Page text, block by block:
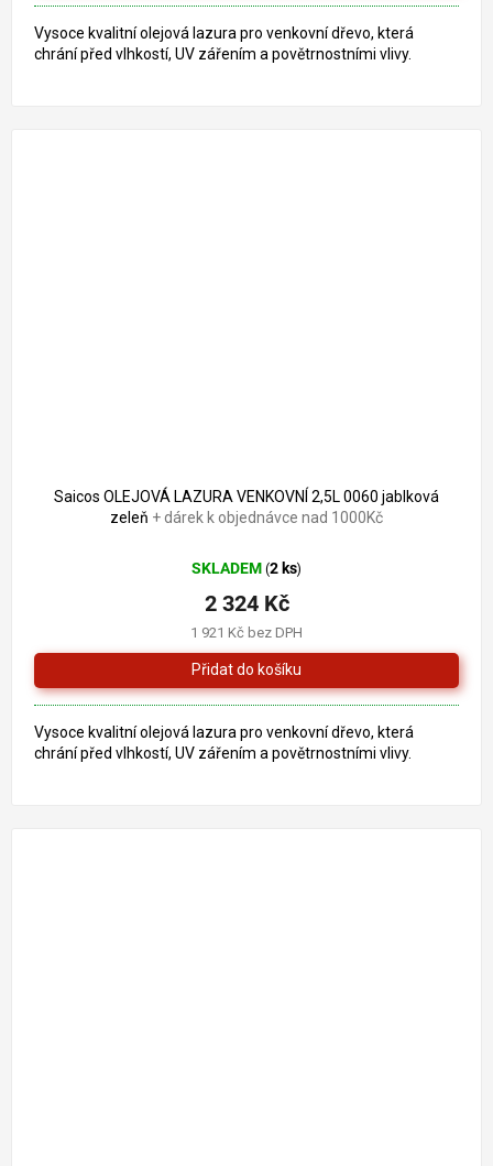
Vysoce kvalitní olejová lazura pro venkovní dřevo, která
chrání před vlhkostí, UV zářením a povětrnostními vlivy.
Saicos OLEJOVÁ LAZURA VENKOVNÍ 2,5L 0060 jablková
zeleň + dárek k objednávce nad 1000Kč
SKLADEM (2 ks)
1 921 Kč bez DPH
2 324 Kč
Vysoce kvalitní olejová lazura pro venkovní dřevo, která
chrání před vlhkostí, UV zářením a povětrnostními vlivy.